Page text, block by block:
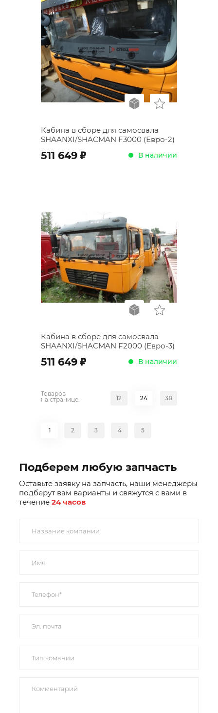
Кабина в сборе для самосвала
SHAANXI/SHACMAN F3000 (Евро-2)
511 649 ; В наличии
Кабина в сборе для самосвала
SHAANXI/SHACMAN F2000 (Евро-3)
511 649 ; В наличии
Товаров
на странице:
12 24 38
1 2 3 4 5
Подберем любую запчасть
Оставьте заявку на запчасть, наши менеджеры
подберут вам варианты и свяжутся с вами в
течение 24 часов